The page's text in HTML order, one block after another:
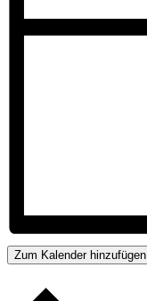
Zum Kalender hinzufügen